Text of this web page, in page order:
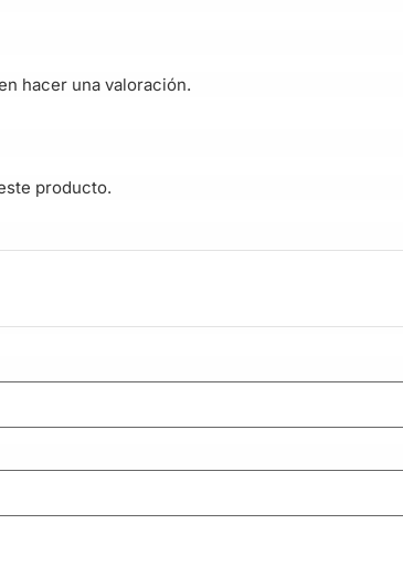
hacer una valoración.
producto.